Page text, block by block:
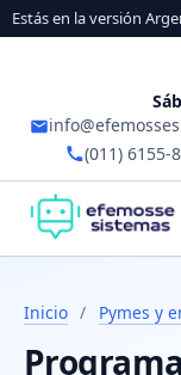
Estás en la versión
(011) 6155-
Inicio / Pymes y